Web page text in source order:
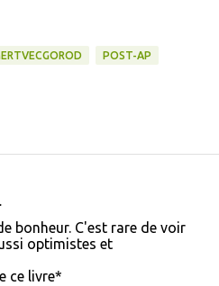
POST-AP
bonheur. C'est rare de voir
optimistes et
ce livre*